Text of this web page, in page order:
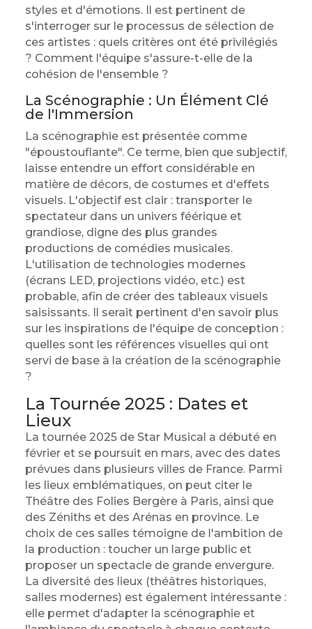
styles et d'émotions. Il est pertinent de
s'interroger sur le processus de sélection de
ces artistes : quels critères ont été privilégiés
? Comment l'équipe s'assure-t-elle de la
cohésion de l'ensemble ?
La Scénographie : Un Élément Clé
de l'Immersion
La scénographie est présentée comme
"époustouflante". Ce terme, bien que subjectif,
laisse entendre un effort considérable en
matière de décors, de costumes et d'effets
visuels. L'objectif est clair : transporter le
spectateur dans un univers féérique et
grandiose, digne des plus grandes
productions de comédies musicales.
L'utilisation de technologies modernes
(écrans LED, projections vidéo, etc.) est
probable, afin de créer des tableaux visuels
saisissants. Il serait pertinent d'en savoir plus
sur les inspirations de l'équipe de conception :
quelles sont les références visuelles qui ont
servi de base à la création de la scénographie
?
La Tournée 2025 : Dates et
Lieux
La tournée 2025 de Star Musical a débuté en
février et se poursuit en mars, avec des dates
prévues dans plusieurs villes de France. Parmi
les lieux emblématiques, on peut citer le
Théâtre des Folies Bergère à Paris, ainsi que
des Zéniths et des Arénas en province. Le
choix de ces salles témoigne de l'ambition de
la production : toucher un large public et
proposer un spectacle de grande envergure.
La diversité des lieux (théâtres historiques,
salles modernes) est également intéressante :
elle permet d'adapter la scénographie et